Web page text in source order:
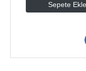
Sepete Ekle